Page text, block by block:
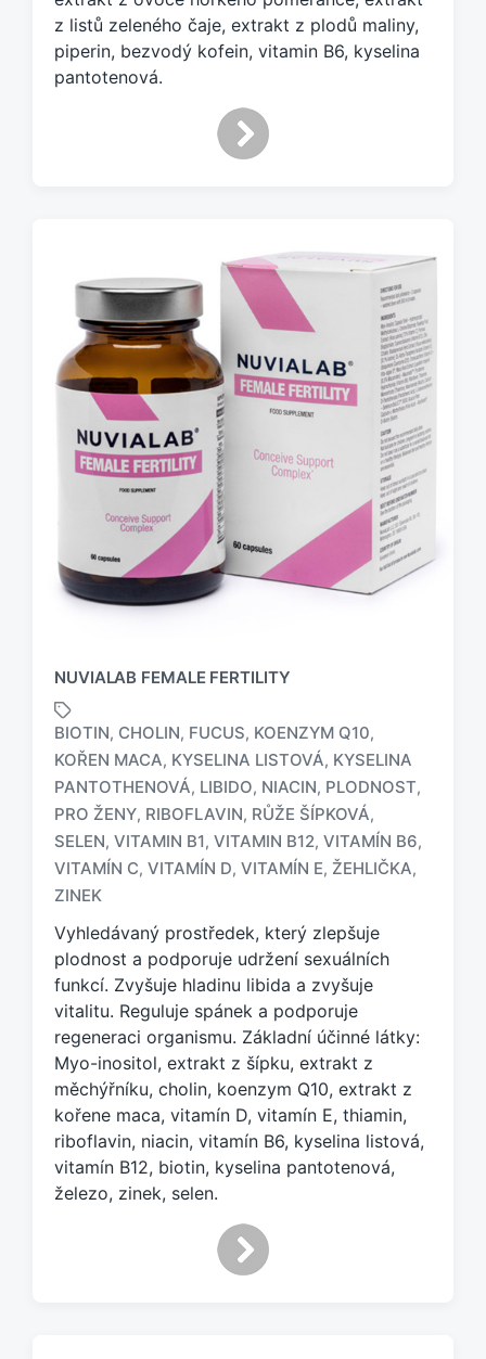
z listů zeleného čaje, extrakt z plodů maliny,
piperin, bezvodý kofein, vitamin B6, kyselina
pantotenová.
NUVIALAB FEMALE FERTILITY
O
z
n
č
e
n
o
t
a
g
e
m
:
BIOTIN, CHOLIN, FUCUS, KOENZYM Q10,
KOŘEN MACA, KYSELINA LISTOVÁ, KYSELINA
PANTOTHENOVÁ, LIBIDO, NIACIN, PLODNOST,
PRO ŽENY, RIBOFLAVIN, RŮŽE ŠÍPKOVÁ,
SELEN, VITAMIN B1, VITAMIN B12, VITAMÍN B6,
VITAMÍN C, VITAMÍN D, VITAMÍN E, ŽEHLIČKA,
ZINEK
Vyhledávaný prostředek, který zlepšuje
plodnost a podporuje udržení sexuálních
funkcí. Zvyšuje hladinu libida a zvyšuje
vitalitu. Reguluje spánek a podporuje
regeneraci organismu. Základní účinné látky:
Myo-inositol, extrakt z šípku, extrakt z
měchýřníku, cholin, koenzym Q10, extrakt z
kořene maca, vitamín D, vitamín E, thiamin,
riboflavin, niacin, vitamín B6, kyselina listová,
vitamín B12, biotin, kyselina pantotenová,
železo, zinek, selen.